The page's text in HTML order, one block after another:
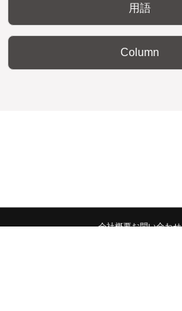
用語
Column
会社概要お問い合わせ